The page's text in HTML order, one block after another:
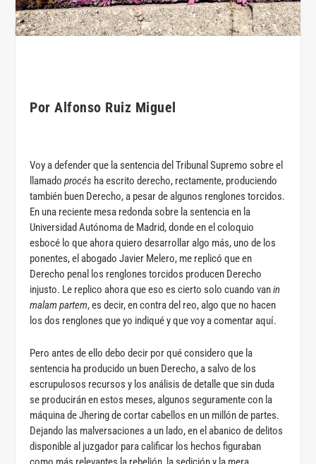
Por Alfonso Ruiz Miguel
Voy a defender que la sentencia del Tribunal Supremo sobre el
llamadoprocés ha escrito derecho, rectamente, produciendo
también buen Derecho, a pesar de algunos renglones torcidos.
En una reciente mesa redonda sobre la sentencia en la
Universidad Autónoma de Madrid, donde en el coloquio
esbocé lo que ahora quiero desarrollar algo más, uno de los
ponentes, el abogado Javier Melero, me replicó que en
Derecho penal los renglones torcidos producen Derecho
injusto. Le replico ahora que eso es cierto solo cuando vanin
malam partem, es decir, en contra del reo, algo que no hacen
los dos renglones que yo indiqué y que voy a comentar aquí.
Pero antes de ello debo decir por qué considero que la
sentencia ha producido un buen Derecho, a salvo de los
escrupulosos recursos y los análisis de detalle que sin duda
se producirán en estos meses, algunos seguramente con la
máquina de Jhering de cortar cabellos en un millón de partes.
Dejando las malversaciones a un lado, en el abanico de delitos
disponible al juzgador para calificar los hechos figuraban